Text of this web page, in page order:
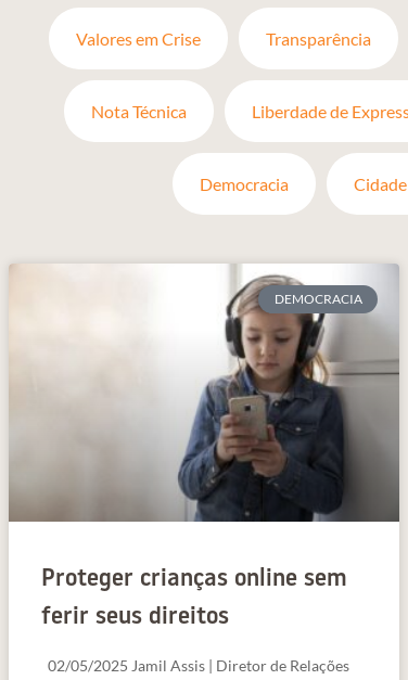
Valores em Crise Transparência
Nota Técnica Liberdade de
Democracia
DEMOCRACIA
Proteger crianças online sem
ferir seus direitos
02/05/2025 Jamil Assis | Diretor de Relações